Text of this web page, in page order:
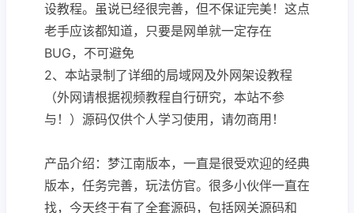
设教程。虽说已经很完善，但不保证完美！这点
老手应该都知道，只要是网单就一定存在
BUG，不可避免
2、本站录制了详细的局域网及外网架设教程
（外网请根据视频教程自行研究，本站不参
与！）源码仅供个人学习使用，请勿商用！
产品介绍：梦江南版本，一直是很受欢迎的经典
版本，任务完善，玩法仿官。很多小伙伴一直在
找，今天终于有了全套源码，包括网关源码和